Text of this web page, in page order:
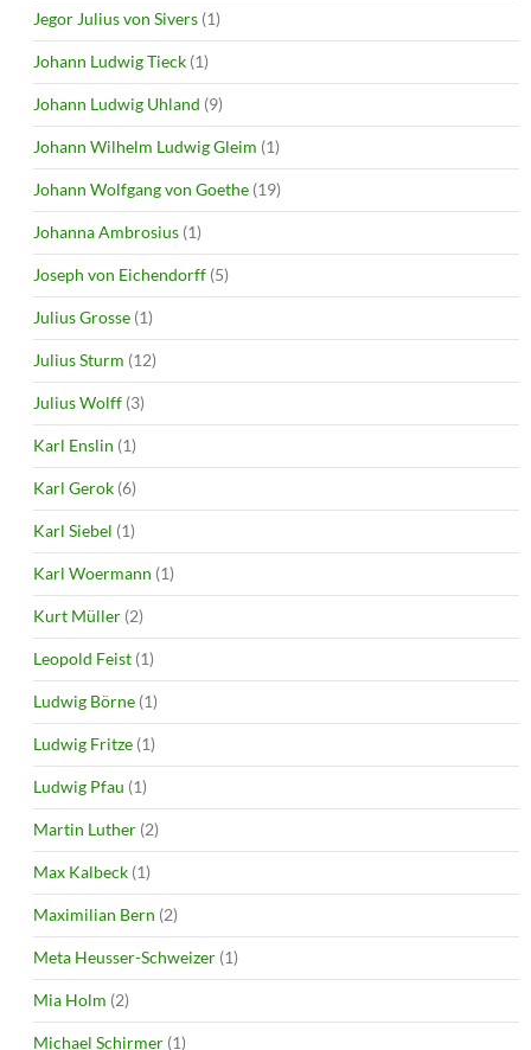
Jegor Julius von Sivers (1)
Johann Ludwig Tieck (1)
Johann Ludwig Uhland (9)
Johann Wilhelm Ludwig Gleim (1)
Johann Wolfgang von Goethe (19)
Johanna Ambrosius (1)
Joseph von Eichendorff (5)
Julius Grosse (1)
Julius Sturm (12)
Julius Wolff (3)
Karl Enslin (1)
Karl Gerok (6)
Karl Siebel (1)
Karl Woermann (1)
Kurt Müller (2)
Leopold Feist (1)
Ludwig Börne (1)
Ludwig Fritze (1)
Ludwig Pfau (1)
Martin Luther (2)
Max Kalbeck (1)
Maximilian Bern (2)
Meta Heusser-Schweizer (1)
Mia Holm (2)
Michael Schirmer (1)